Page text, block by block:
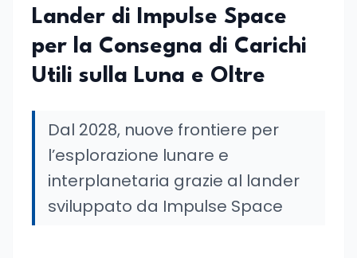
Lander di Impulse Space
per la Consegna di Carichi
Utili sulla Luna e Oltre
Dal 2028, nuove frontiere per
l’esplorazione lunare e
interplanetaria grazie al lander
sviluppato da Impulse Space